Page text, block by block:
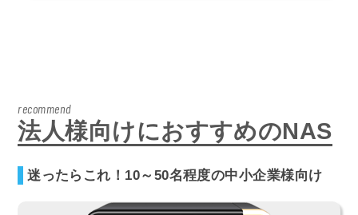
recommend
法人様向けにおすすめのNAS
迷ったらこれ！10～50名程度の中小企業様向け